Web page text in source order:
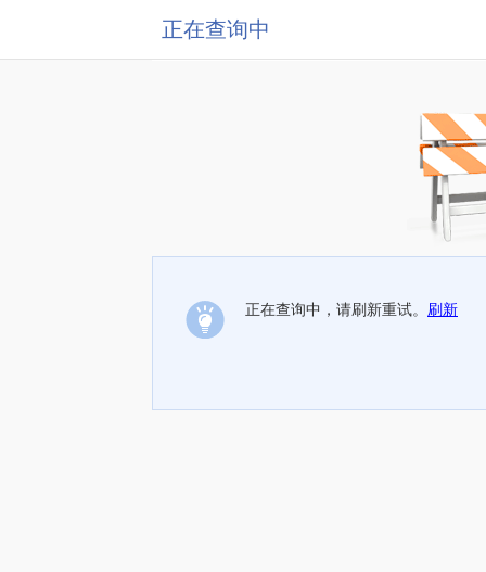
正在查询中
正在查询中，请刷新重试。 刷新